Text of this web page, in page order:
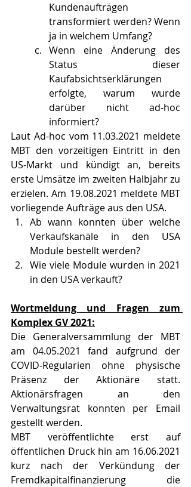
Kundenaufträgen
transformiert werden? Wenn
ja in welchem Umfang?
Wenn eine Änderung des
Status dieser
Kaufabsichtserklärungen
erfolgte, warum wurde
darüber nicht ad-hoc
informiert?
Laut Ad-hoc vom 11.03.2021 meldete
MBT den vorzeitigen Eintritt in den
US-Markt und kündigt an, bereits
erste Umsätze im zweiten Halbjahr zu
erzielen. Am 19.08.2021 meldete MBT
vorliegende Aufträge aus den USA.
Ab wann konnten über welche
Verkaufskanäle in den USA
Module bestellt werden?
Wie viele Module wurden in 2021
in den USA verkauft?
Wortmeldung und Fragen zum
Komplex GV 2021:
Die Generalversammlung der MBT
am 04.05.2021 fand aufgrund der
COVID-Regularien ohne physische
Präsenz der Aktionäre statt.
Aktionärsfragen an den
Verwaltungsrat konnten per Email
gestellt werden.
MBT veröffentlichte erst auf
öffentlichen Druck hin am 16.06.2021
kurz nach der Verkündung der
Fremdkapitalfinanzierung die